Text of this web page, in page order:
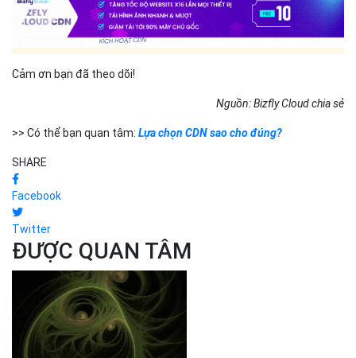
Cảm ơn bạn đã theo dõi!
Nguồn: Bizfly Cloud chia sẻ
>> Có thể bạn quan tâm: Lựa chọn CDN sao cho đúng?
SHARE
Facebook
Twitter
ĐƯỢC QUAN TÂM